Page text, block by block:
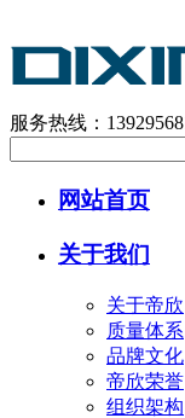
服务热线：
网站首页
关于我们
关于帝欣
质量体系
品牌文化
帝欣荣誉
组织架构